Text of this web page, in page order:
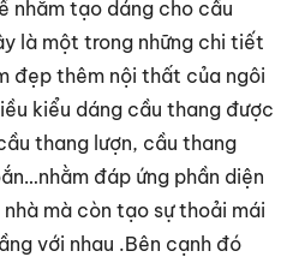
nhằm tạo dáng cho cầu
là một trong những chi tiết
đẹp thêm nội thất của ngôi
kiểu dáng cầu thang được
thang lượn, cầu thang
đáp ứng phần diện
mà còn tạo sự thoải mái
với nhau .Bên cạnh đó